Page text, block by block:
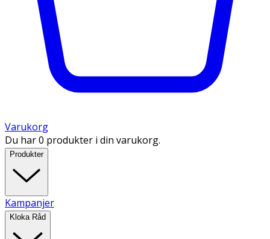
Varukorg
Du har 0 produkter i din varukorg.
Produkter
Kampanjer
Kloka Råd